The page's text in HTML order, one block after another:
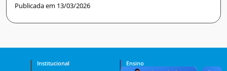
Publicada em 13/03/2026
Institucional
Ensino